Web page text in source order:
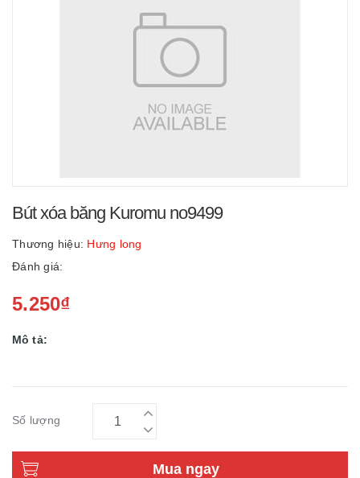
Bút xóa băng Kuromu no9499
Thương hiệu: Hưng long
Đánh giá:
5.250₫
Mô tả:
Số lượng
Mua ngay